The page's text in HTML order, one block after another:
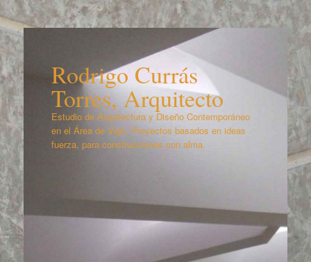
Rodrigo Currás
Torres, Arquitecto
Estudio de Arquitectura y Diseño Contemporáneo
en el Área de Vigo. Proyectos basados en ideas
fuerza, para construcciones con alma.